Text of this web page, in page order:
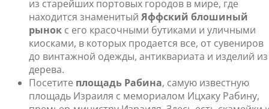
из старейших портовых городов в мире, где
находится знаменитый Яффский блошиный
рынок с его красочными бутиками и уличными
киосками, в которых продается все, от сувениров
до винтажной одежды, антиквариата и изделий из
дерева.
Посетите площадь Рабина, самую известную
площадь Израиля с мемориалом Ицхаку Рабину,